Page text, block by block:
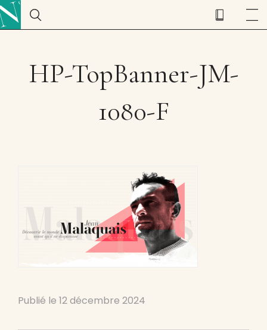
HP-TopBanner-JM-
1080-F
Publié le 12 décembre 2024